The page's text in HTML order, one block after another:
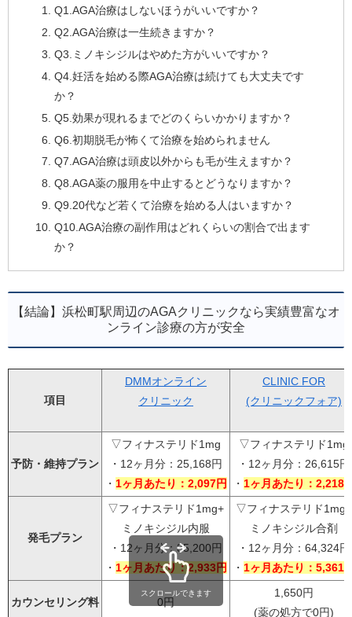
Q1.AGA治療はしないほうがいいですか？
Q2.AGA治療は一生続きますか？
Q3.ミノキシジルはやめた方がいいですか？
Q4.妊活を始める際AGA治療は続けても大丈夫です
か？
Q5.効果が現れるまでどのくらいかかりますか？
Q6.初期脱毛が怖くて治療を始められません
Q7.AGA治療は頭皮以外からも毛が生えますか？
Q8.AGA薬の服用を中止するとどうなりますか？
Q9.20代など若くて治療を始める人はいますか？
Q10.AGA治療の副作用はどれくらいの割合で出ます
か？
【結論】浜松町駅周辺のAGAクリニックなら実績豊富なオ
ンライン診療の方が安全
項目
DMMオンライン
クリニック
CLINIC FOR
(クリニックフォア)
予防・維持プラン
▽フィナステリド1mg
・12ヶ月分：25,168円
・ 1ヶ月あたり：2,097円
▽フィナステリド1mg
・12ヶ月分：26,615円
・ 1ヶ月あたり：2,218
発毛プラン
▽フィナステリド1mg+
ミノキシジル内服
・12ヶ月分：35,200円
・ 1ヶ月あたり：2,933円
▽フィナステリド1mg+
ミノキシジル合剤
・12ヶ月分：64,324円
・ 1ヶ月あたり：5,361
カウンセリング料 0円
1,650円
(薬の処方で0円)
スクロールできます